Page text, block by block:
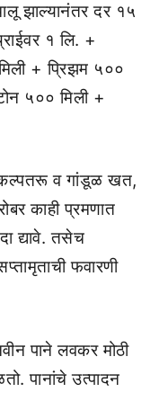
झाल्यानंतर दर १५
१ लि. +
+ प्रिझम ५००
५०० मिली +
कल्पतरू व गांडूळ खत,
काही प्रमणात
द्यावे. तसेच
फवारणी
पाने लवकर मोठी
पानांचे उत्पादन